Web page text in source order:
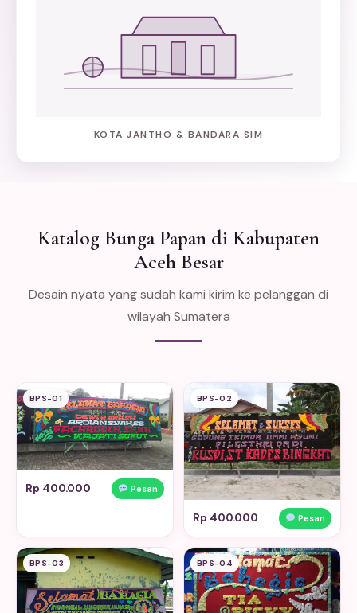
KOTA JANTHO & BANDARA SIM
Katalog Bunga Papan di Kabupaten
Aceh Besar
Desain nyata yang sudah kami kirim ke pelanggan di
wilayah Sumatera
BPS-01
Rp 400.000 Pesan
BPS-02
Rp 400.000 Pesan
BPS-03 BPS-04